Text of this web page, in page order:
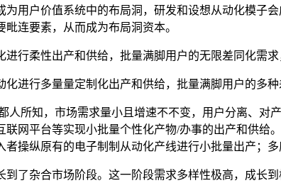
用户价值系统中的布局洞，研发和设想从动化模子
连要素，从而成为布局洞资本。
柔性出产和供给，批量满脚用户的无限差同化需求
行多量量定制化出产和供给，批量满脚用户的多种
知，市场需求量小且增速不不变，用户分离、对
网平台等实现小批量个性化产物/办事的出产和供
操纵原有的电子制制从动化产线进行小批量出产；
杂合市场阶段。这一阶段需求多样性极高，成长